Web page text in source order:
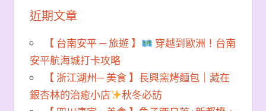
近期文章
【 台南安平 ─ 旅遊 】
穿越到歐洲！台南
安平航海城打卡攻略
【 浙江湖州─ 美食 】長興窯烤麵包｜藏在
銀杏林的治癒小店
秋冬必訪